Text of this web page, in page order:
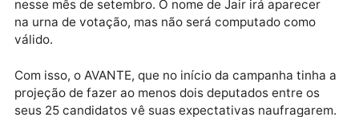
campanha, dizendo aos quatro cantos do Estado que
estava elegível.
Porém, durante a campanha veio o baque final, a
cassação do mandato pelo Tribunal Superior
nesse mês de setembro. O nome de Jair irá aparecer